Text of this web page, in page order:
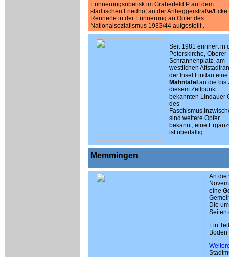
Erinnerungsobelisk im Gräberfeld P auf dem
städtischen Friedhof an der Anheggerstraße/Ecke
Rennerle in der Erinnerung an Opfer des
Nationalsozialismus 1933/44 aufgestellt .
Seit 1981 erinnert in
Peterskirche, Oberer
Schrannenplatz, am
westlichen
der Insel Lindau eine
Mahntafel an die bis
diesem Zeitpunkt
bekannten Lindauer
des
sind weitere Opfer
bekannt, eine
ist überfällig.
Memmingen
An die
eine
Die
Seiten
Ein